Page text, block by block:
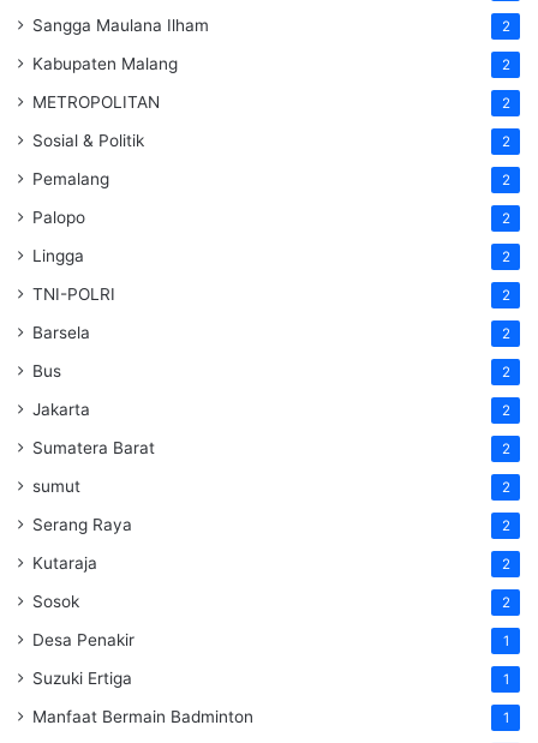
Sangga Maulana Ilham 2
Kabupaten Malang 2
METROPOLITAN 2
Sosial & Politik 2
Pemalang 2
Palopo 2
Lingga 2
TNI-POLRI 2
Barsela 2
Bus 2
Jakarta 2
Sumatera Barat 2
sumut 2
Serang Raya 2
Kutaraja 2
Sosok 2
Desa Penakir 1
Suzuki Ertiga 1
Manfaat Bermain Badminton 1